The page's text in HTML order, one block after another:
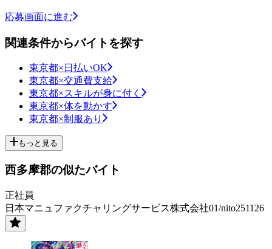
応募画面に進む
関連条件からバイトを探す
東京都×日払いOK
東京都×交通費支給
東京都×スキルが身に付く
東京都×体を動かす
東京都×制服あり
もっと見る
西多摩郡の似たバイト
正社員
日本マニュファクチャリングサービス株式会社01/nito251126